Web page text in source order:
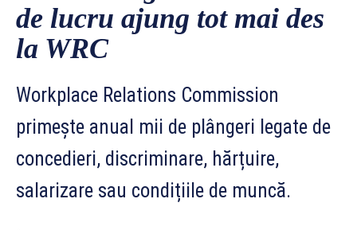
de lucru ajung tot mai des
la WRC
Workplace Relations Commission
primește anual mii de plângeri legate de
concedieri, discriminare, hărțuire,
salarizare sau condițiile de muncă.